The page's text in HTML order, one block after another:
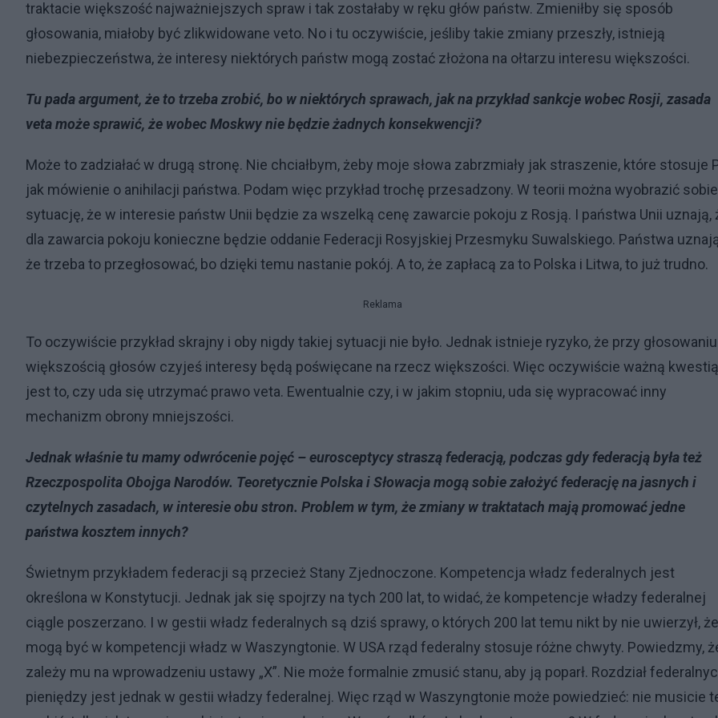
traktacie większość najważniejszych spraw i tak zostałaby w ręku głów państw. Zmieniłby się sposób
głosowania, miałoby być zlikwidowane veto. No i tu oczywiście, jeśliby takie zmiany przeszły, istnieją
niebezpieczeństwa, że interesy niektórych państw mogą zostać złożona na ołtarzu interesu większości.
Tu pada argument, że to trzeba zrobić, bo w niektórych sprawach, jak na przykład sankcje wobec Rosji, zasada
veta może sprawić, że wobec Moskwy nie będzie żadnych konsekwencji?
Może to zadziałać w drugą stronę. Nie chciałbym, żeby moje słowa zabrzmiały jak straszenie, które stosuje
jak mówienie o anihilacji państwa. Podam więc przykład trochę przesadzony. W teorii można wyobrazić sobie
sytuację, że w interesie państw Unii będzie za wszelką cenę zawarcie pokoju z Rosją. I państwa Unii uznają,
dla zawarcia pokoju konieczne będzie oddanie Federacji Rosyjskiej Przesmyku Suwalskiego. Państwa
że trzeba to przegłosować, bo dzięki temu nastanie pokój. A to, że zapłacą za to Polska i Litwa, to już trudno.
Reklama
To oczywiście przykład skrajny i oby nigdy takiej sytuacji nie było. Jednak istnieje ryzyko, że przy głosowaniu
większością głosów czyjeś interesy będą poświęcane na rzecz większości. Więc oczywiście ważną kwestią
jest to, czy uda się utrzymać prawo veta. Ewentualnie czy, i w jakim stopniu, uda się wypracować inny
mechanizm obrony mniejszości.
Jednak właśnie tu mamy odwrócenie pojęć – eurosceptycy straszą federacją, podczas gdy federacją była też
Rzeczpospolita Obojga Narodów. Teoretycznie Polska i Słowacja mogą sobie założyć federację na jasnych i
czytelnych zasadach, w interesie obu stron. Problem w tym, że zmiany w traktatach mają promować jedne
państwa kosztem innych?
Świetnym przykładem federacji są przecież Stany Zjednoczone. Kompetencja władz federalnych jest
określona w Konstytucji. Jednak jak się spojrzy na tych 200 lat, to widać, że kompetencje władzy federalnej
ciągle poszerzano. I w gestii władz federalnych są dziś sprawy, o których 200 lat temu nikt by nie uwierzył, że
mogą być w kompetencji władz w Waszyngtonie. W USA rząd federalny stosuje różne chwyty. Powiedzmy,
zależy mu na wprowadzeniu ustawy „X”. Nie może formalnie zmusić stanu, aby ją poparł. Rozdział
pieniędzy jest jednak w gestii władzy federalnej. Więc rząd w Waszyngtonie może powiedzieć: nie musicie